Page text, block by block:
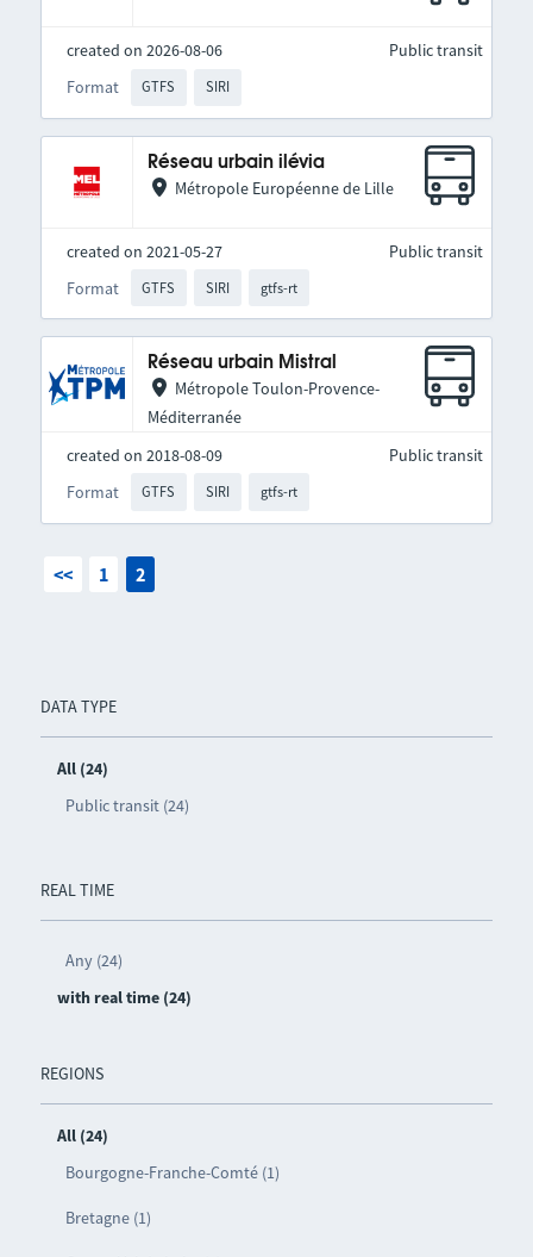
DATA TYPE
All (24)
Public transit (24)
REAL TIME
Any (24)
with real time (24)
REGIONS
All (24)
Bourgogne-Franche-Comté (1)
Bretagne (1)
created on 2026-08-06
Format
GTFS SIRI
Public transit
Réseau urbain ilévia
Métropole Européenne de Lille
created on 2021-05-27
Format
GTFS SIRI gtfs-rt
Public transit
Réseau urbain Mistral
Métropole Toulon-Provence-
Méditerranée
created on 2018-08-09
Format
GTFS SIRI gtfs-rt
Public transit
<< 1 2